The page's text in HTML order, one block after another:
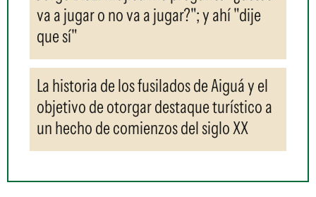
va a jugar o no va a jugar?"; y ahí "dije
que sí"
La historia de los fusilados de Aiguá y el
objetivo de otorgar destaque turístico a
un hecho de comienzos del siglo XX